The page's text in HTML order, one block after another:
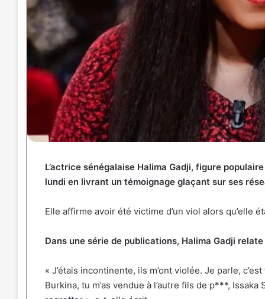
L’actrice sénégalaise Halima Gadji, figure
lundi en livrant un témoignage glaçant sur ses
Elle affirme avoir été victime d’un viol alors qu’elle
Dans une série de publications, Halima Gadji
« J’étais incontinente, ils m’ont violée. Je parle,
Burkina, tu m’as vendue à l’autre fils de p***,